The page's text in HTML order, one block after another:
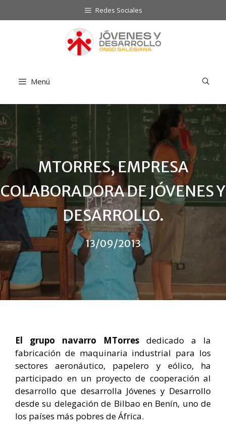
al
Redes Sociales
Menú
MTORRES, EMPRESA
COLABORADORA DE JÓVENES Y
DESARROLLO.
13/09/2013
El grupo navarro MTorres dedicado a la
fabricación de maquinaria industrial para los
sectores aeronáutico, papelero y eólico, ha
participado en un proyecto de cooperación al
desarrollo que desarrolla Jóvenes y Desarrollo
desde su delegación de Bilbao en Benín, uno de
los países más pobres de África.